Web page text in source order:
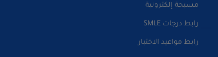
مسبحة إلكترونية
رابط درجات SMLE
رابط مواعيد الاختبار